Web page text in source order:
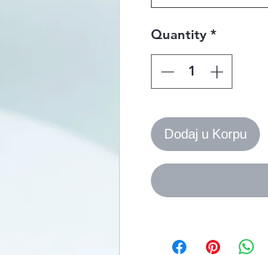
Quantity *
Dodaj u Korpu